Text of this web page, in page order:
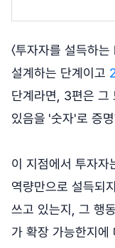
〈투자자를 설득하
설계하는 단계이고
단계라면, 3편은 그
있음을 '숫자'로 증
이 지점에서 투자자
역량만으로 설득되
쓰고 있는지, 그 행
가 확장 가능한지에